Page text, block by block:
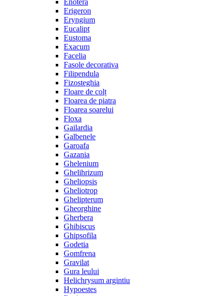
Enotera
Erigeron
Eryngium
Eucalipt
Eustoma
Exacum
Facelia
Fasole decorativa
Filipendula
Fizosteghia
Floare de colț
Floarea de piatra
Floarea soarelui
Floxa
Gailardia
Galbenele
Garoafa
Gazania
Ghelenium
Ghelihrizum
Gheliopsis
Gheliotrop
Ghelipterum
Gheorghine
Gherbera
Ghibiscus
Ghipsofila
Godetia
Gomfrena
Gravilat
Gura leului
Helichrysum argintiu
Hypoestes